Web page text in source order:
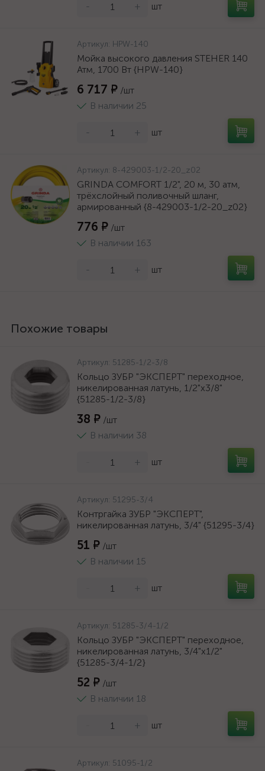
- + шт
Артикул: HPW-140
Мойка высокого давления STEHER 140
Атм, 1700 Вт {HPW-140}
6 717 ₽ /шт
В наличии 25
- + шт
Артикул: 8-429003-1/2-20_z02
GRINDA COMFORT 1/2", 20 м, 30 атм,
трёхслойный поливочный шланг,
армированный {8-429003-1/2-20_z02}
776 ₽ /шт
В наличии 163
- + шт
Похожие товары
Артикул: 51285-1/2-3/8
Кольцо ЗУБР "ЭКСПЕРТ" переходное,
никелированная латунь, 1/2"х3/8"
{51285-1/2-3/8}
38 ₽ /шт
В наличии 38
+ шт
Артикул: 51295-3/4
Контргайка ЗУБР "ЭКСПЕРТ",
никелированная латунь, 3/4" {51295-3/4}
51 ₽ /шт
В наличии 15
+ шт
Артикул: 51285-3/4-1/2
Кольцо ЗУБР "ЭКСПЕРТ" переходное,
никелированная латунь, 3/4"х1/2"
{51285-3/4-1/2}
52 ₽ /шт
В наличии 18
+ шт
Артикул: 51095-1/2